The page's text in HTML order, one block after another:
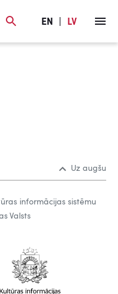
EN LV
Uz augšu
informācijas sistēmu
Valsts